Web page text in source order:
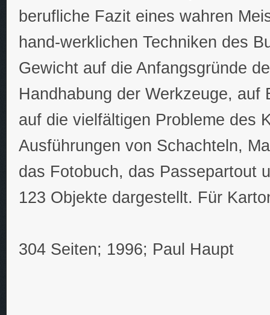
berufliche Fazit eines wahren
hand-werklichen Techniken des
Gewicht auf die Anfangsgründe
Handhabung der Werkzeuge,
auf die vielfältigen Probleme des
Ausführungen von Schachteln,
das Fotobuch, das Passepartout
123 Objekte dargestellt. Für
304 Seiten; 1996; Paul Haupt